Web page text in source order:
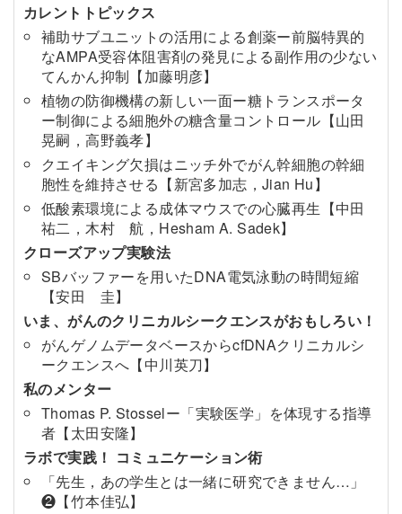
カレントトピックス
補助サブユニットの活用による創薬ー前脳特異的
なAMPA受容体阻害剤の発見による副作用の少ない
てんかん抑制【加藤明彦】
植物の防御機構の新しい一面ー糖トランスポータ
ー制御による細胞外の糖含量コントロール【山田
晃嗣，高野義孝】
クエイキング欠損はニッチ外でがん幹細胞の幹細
胞性を維持させる【新宮多加志，Jian Hu】
低酸素環境による成体マウスでの心臓再生【中田
祐二，木村 航，Hesham A. Sadek】
クローズアップ実験法
SBバッファーを用いたDNA電気泳動の時間短縮
【安田 圭】
いま、がんのクリニカルシークエンスがおもしろい！
がんゲノムデータベースからcfDNAクリニカルシ
ークエンスへ【中川英刀】
私のメンター
Thomas P. Stosselー「実験医学」を体現する指導
者【太田安隆】
ラボで実践！ コミュニケーション術
「先生，あの学生とは一緒に研究できません…」
❷【竹本佳弘】